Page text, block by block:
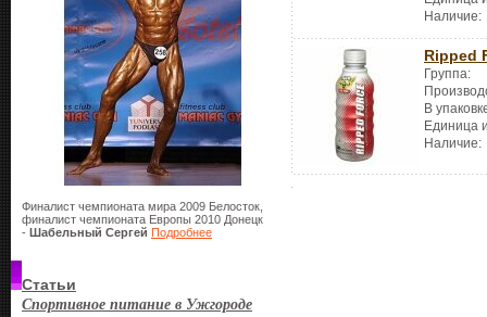
Финалист чемпионата мира 2009 Белосток,
финалист чемпионата Европы 2010 Донецк
- Шабельный Сергей Подробнее
Статьи
Спортивное питание в Ужгороде
Наличие:
Ripped
Группа:
В
Единица
Наличие: